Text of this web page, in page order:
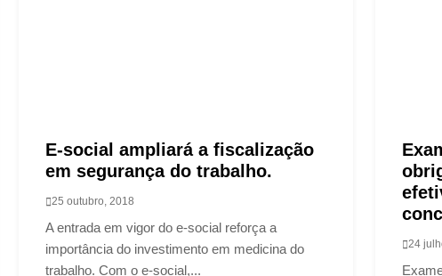
E-social ampliará a fiscalização
em segurança do trabalho.
25 outubro, 2018
A entrada em vigor do e-social reforça a
importância do investimento em medicina do
trabalho. Com o e-social,...
24